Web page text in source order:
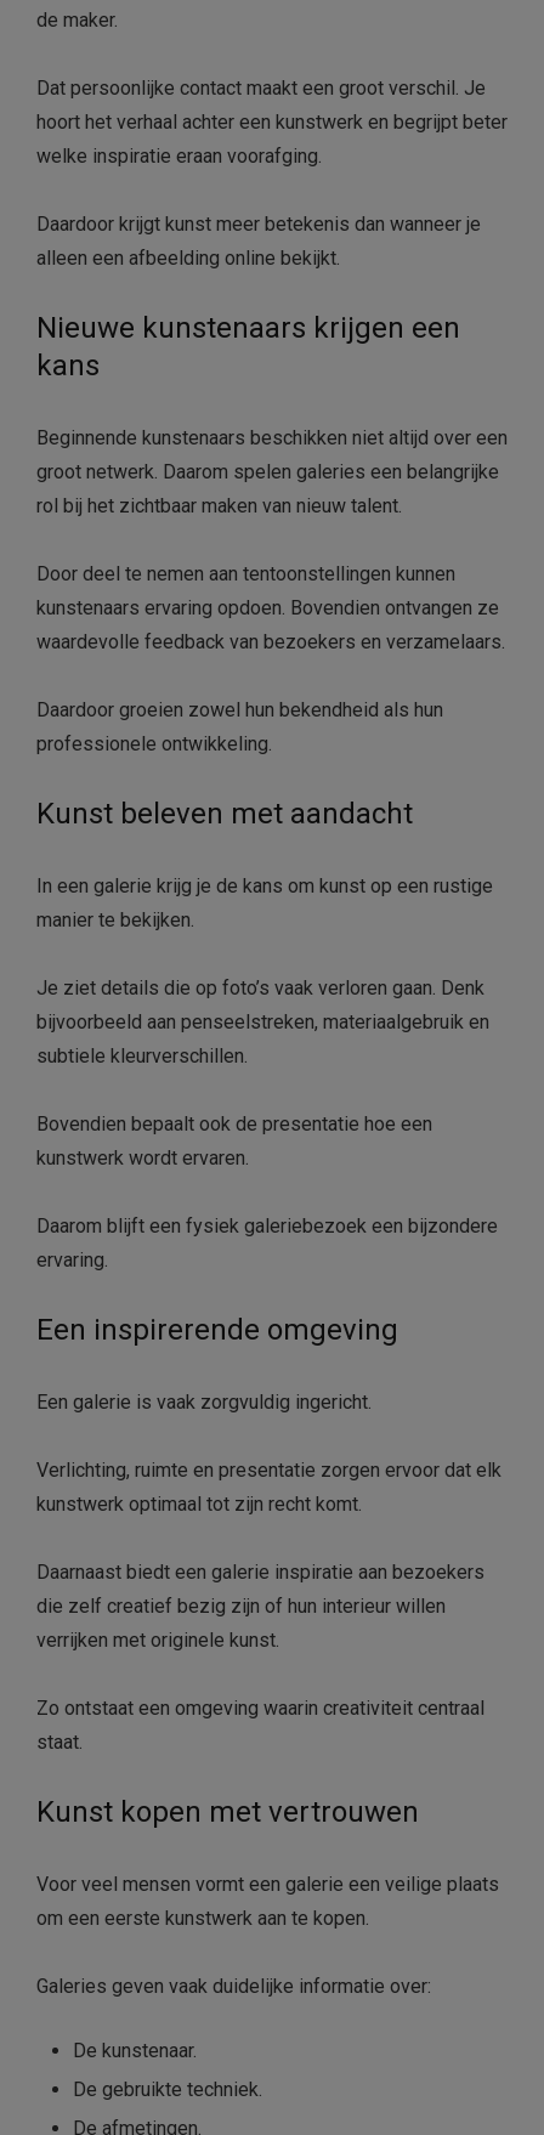
de maker.
Dat persoonlijke contact maakt een groot verschil. Je
hoort het verhaal achter een kunstwerk en begrijpt beter
welke inspiratie eraan voorafging.
Daardoor krijgt kunst meer betekenis dan wanneer je
alleen een afbeelding online bekijkt.
Nieuwe kunstenaars krijgen een
kans
Beginnende kunstenaars beschikken niet altijd over een
groot netwerk. Daarom spelen galeries een belangrijke
rol bij het zichtbaar maken van nieuw talent.
Door deel te nemen aan tentoonstellingen kunnen
kunstenaars ervaring opdoen. Bovendien ontvangen ze
waardevolle feedback van bezoekers en verzamelaars.
Daardoor groeien zowel hun bekendheid als hun
professionele ontwikkeling.
Kunst beleven met aandacht
In een galerie krijg je de kans om kunst op een rustige
manier te bekijken.
Je ziet details die op foto’s vaak verloren gaan. Denk
bijvoorbeeld aan penseelstreken, materiaalgebruik en
subtiele kleurverschillen.
Bovendien bepaalt ook de presentatie hoe een
kunstwerk wordt ervaren.
Daarom blijft een fysiek galeriebezoek een bijzondere
ervaring.
Een inspirerende omgeving
Een galerie is vaak zorgvuldig ingericht.
Verlichting, ruimte en presentatie zorgen ervoor dat elk
kunstwerk optimaal tot zijn recht komt.
Daarnaast biedt een galerie inspiratie aan bezoekers
die zelf creatief bezig zijn of hun interieur willen
verrijken met originele kunst.
Zo ontstaat een omgeving waarin creativiteit centraal
staat.
Kunst kopen met vertrouwen
Voor veel mensen vormt een galerie een veilige plaats
om een eerste kunstwerk aan te kopen.
Galeries geven vaak duidelijke informatie over:
De kunstenaar.
De gebruikte techniek.
De afmetingen.